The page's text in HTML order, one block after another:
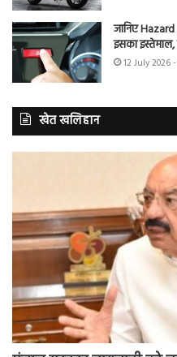
जानिए
इसका इस्तेमाल,
12 July 2026
खेत खलिहान